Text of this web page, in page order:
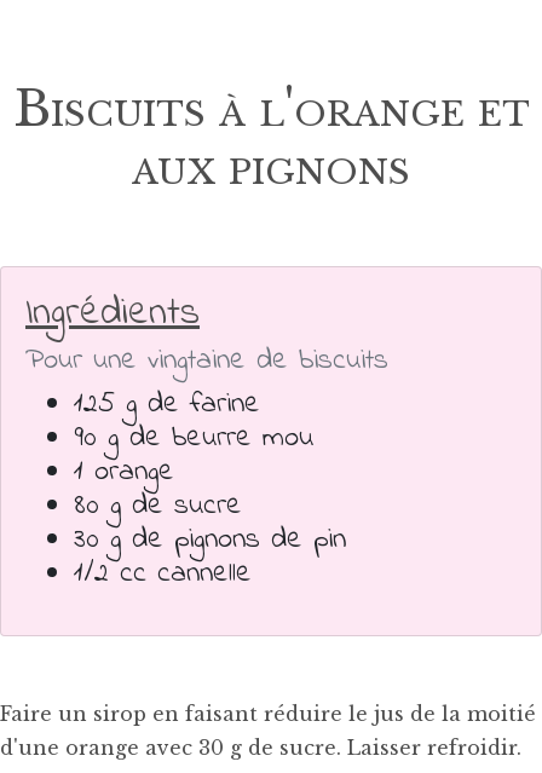
Biscuits à l'orange et
aux pignons
Ingrédients
Pour une vingtaine de biscuits
125 g de farine
90 g de beurre mou
1 orange
80 g de sucre
30 g de pignons de pin
1/2 cc cannelle
Faire un sirop en faisant réduire le jus de la moitié
d'une orange avec 30 g de sucre. Laisser refroidir.